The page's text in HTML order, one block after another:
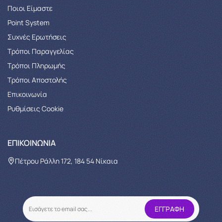
Ποιοι Είμαστε
Point System
Συχνές Ερωτήσεις
Τρόποι Παραγγελίας
Tρόποι Πληρωμής
Τρόποι Αποστολής
Επικοινωνία
Ρυθμίσεις Cookie
ΕΠΙΚΟΙΝΩΝΊΑ
Πέτρου Ράλλη 172, 184 54 Νίκαια